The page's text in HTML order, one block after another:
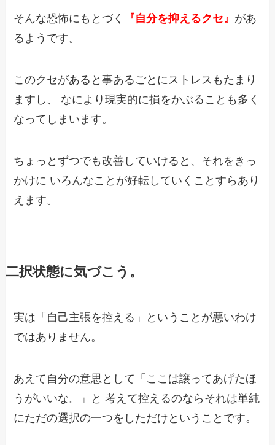
そんな恐怖にもとづく 『自分を抑えるクセ』 があ
るようです。
このクセがあると事あるごとにストレスもたまり
ますし、
なにより現実的に損をかぶることも多く
なってしまいます。
ちょっとずつでも改善していけると、それをきっ
かけに いろんなことが好転していくことすらあり
えます。
二択状態に気づこう。
実は「自己主張を控える」ということが悪いわけ
ではありません。
あえて自分の意思として「ここは譲ってあげたほ
うがいいな。」と 考えて控えるのならそれは単純
にただの選択の一つをしただけということです。